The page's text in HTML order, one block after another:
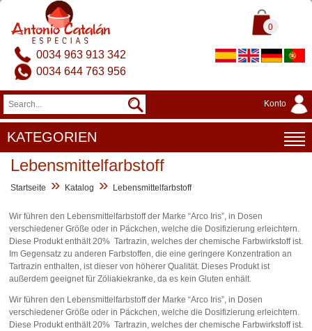
0
0034 963 913 342
0034 644 763 956
Konto
KATEGORIEN
Lebensmittelfarbstoff
Startseite » Katalog » Lebensmittelfarbstoff
Wir führen den Lebensmittelfarbstoff der Marke “Arco Iris”, in Dosen
verschiedener Größe oder in Päckchen, welche die Dosifizierung erleichtern.
Diese Produkt enthält 20% Tartrazin, welches der chemische Farbwirkstoff ist.
Im Gegensatz zu anderen Farbstoffen, die eine geringere Konzentration an
Tartrazin enthalten, ist dieser von höherer Qualität. Dieses Produkt ist
außerdem geeignet für Zöliakiekranke, da es kein Gluten enhält.
Wir führen den Lebensmittelfarbstoff der Marke “Arco Iris”, in Dosen
verschiedener Größe oder in Päckchen, welche die Dosifizierung erleichtern.
Diese Produkt enthält 20% Tartrazin, welches der chemische Farbwirkstoff ist.